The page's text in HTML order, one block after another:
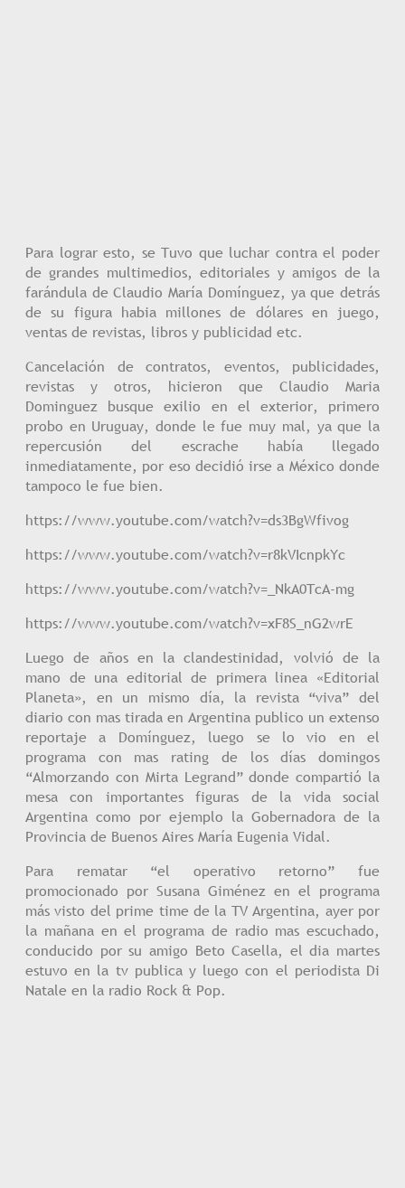
Para lograr esto, se Tuvo que luchar contra el poder
de grandes multimedios, editoriales y amigos de la
farándula de Claudio María Domínguez, ya que detrás
de su figura habia millones de dólares en juego,
ventas de revistas, libros y publicidad etc.
Cancelación de contratos, eventos, publicidades,
revistas y otros, hicieron que Claudio Maria
Dominguez busque exilio en el exterior, primero
probo en Uruguay, donde le fue muy mal, ya que la
repercusión del escrache había llegado
inmediatamente, por eso decidió irse a México donde
tampoco le fue bien.
https://www.youtube.com/watch?v=ds3BgWfivog
https://www.youtube.com/watch?v=r8kVIcnpkYc
https://www.youtube.com/watch?v=_NkA0TcA-mg
https://www.youtube.com/watch?v=xF8S_nG2wrE
Luego de años en la clandestinidad, volvió de la
mano de una editorial de primera linea «Editorial
Planeta», en un mismo día, la revista “viva” del
diario con mas tirada en Argentina publico un extenso
reportaje a Domínguez, luego se lo vio en el
programa con mas rating de los días domingos
“Almorzando con Mirta Legrand” donde compartió la
mesa con importantes figuras de la vida social
Argentina como por ejemplo la Gobernadora de la
Provincia de Buenos Aires María Eugenia Vidal.
Para rematar “el operativo retorno” fue
promocionado por Susana Giménez en el programa
más visto del prime time de la TV Argentina, ayer por
la mañana en el programa de radio mas escuchado,
conducido por su amigo Beto Casella, el dia martes
estuvo en la tv publica y luego con el periodista Di
Natale en la radio Rock & Pop.